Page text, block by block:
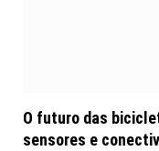
O futuro das
sensores e